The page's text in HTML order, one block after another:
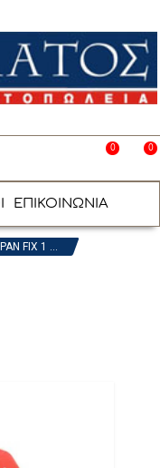
0
favorite_border 0
shopping_cart
ΕΠΙΚΟΙΝΩΝΙΑ
FIX 1 ...